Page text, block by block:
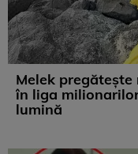
Melek
în liga
lumină